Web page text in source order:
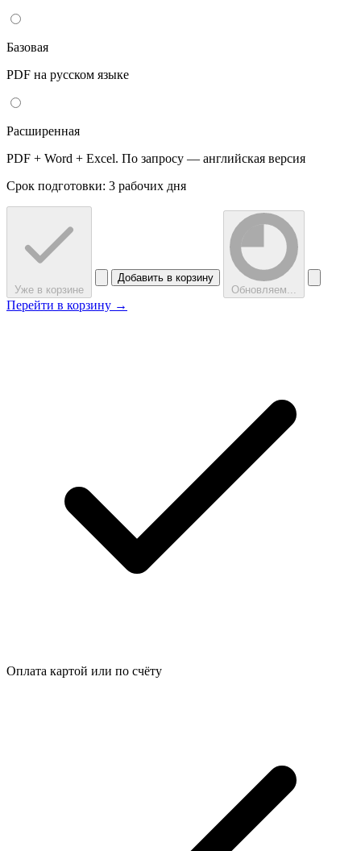
Базовая
PDF на русском языке
Расширенная
PDF + Word + Excel. По запросу — английская версия
Срок подготовки: 3 рабочих дня
Уже в корзине
Добавить в корзину
Обновляем...
Перейти в корзину →
Оплата картой или по счёту